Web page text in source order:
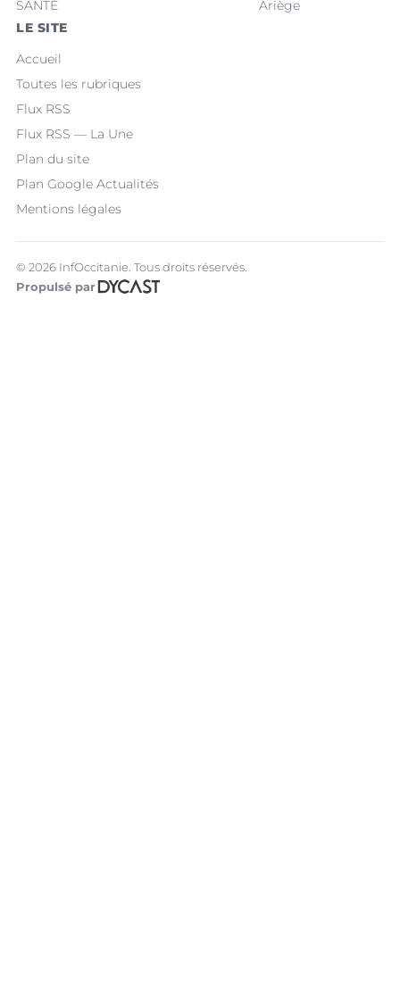
SANTÉ
Ariège
LE SITE
Accueil
Toutes les rubriques
Flux RSS
Flux RSS — La Une
Plan du site
Plan Google Actualités
Mentions légales
© 2026 InfOccitanie. Tous droits réservés.
Propulsé par